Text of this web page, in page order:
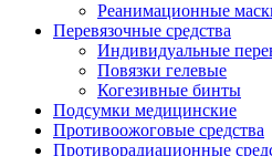
Реанимационные
Перевязочные средства
Индивидуальные
Повязки гелевые
Когезивные бинты
Подсумки медицинские
Противоожоговые средства
Противорадиационные